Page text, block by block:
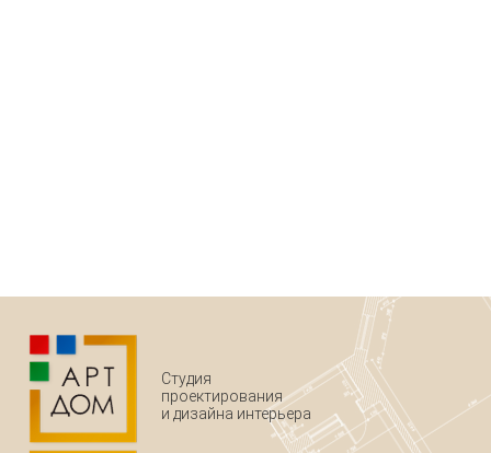
Студия
проектирования
и дизайна интерьера